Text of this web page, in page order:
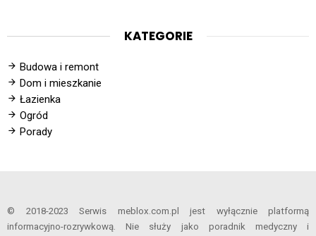
KATEGORIE
Budowa i remont
Dom i mieszkanie
Łazienka
Ogród
Porady
© 2018-2023 Serwis meblox.com.pl jest wyłącznie platformą
informacyjno-rozrywkową. Nie służy jako poradnik medyczny i